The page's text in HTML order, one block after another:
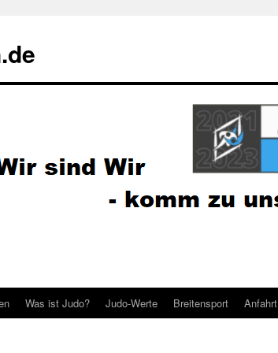
Was ist Judo? Judo-Werte Breitensport Anfahrt